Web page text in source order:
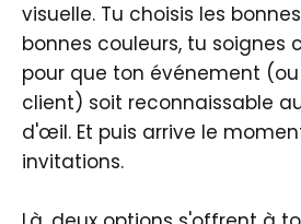
visuelle. Tu choisis les
bonnes couleurs, tu soignes
pour que ton événement
client) soit reconnaissable
d'œil. Et puis arrive le
invitations.